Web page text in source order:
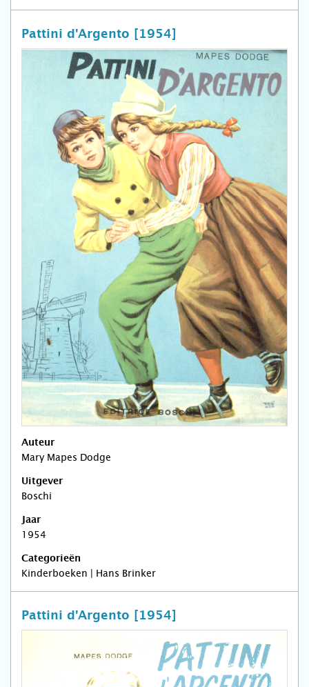
Pattini d'Argento [1954]
Auteur
Mary Mapes Dodge
Uitgever
Boschi
Jaar
1954
Categorieën
Kinderboeken | Hans Brinker
Pattini d'Argento [1954]